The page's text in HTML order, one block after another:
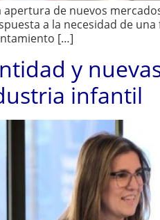
de nuevos
a la necesidad de
[…]
y
infantil